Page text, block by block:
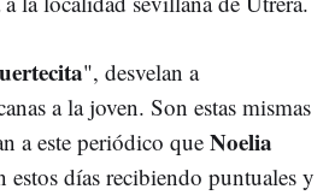
", desvelan a
a la joven. Son estas mismas
a este periódico que Noelia
estos días recibiendo puntuales y